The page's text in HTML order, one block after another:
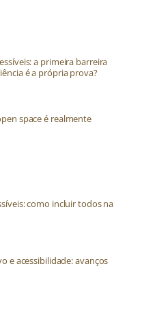
a primeira barreira
é a própria prova?
space é realmente
como incluir todos na
e acessibilidade: avanços